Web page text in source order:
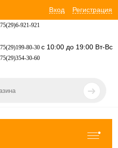
Вход Регистрация
921-921
80-30 с 10:00 до 19:00 Вт-Вс
30-60